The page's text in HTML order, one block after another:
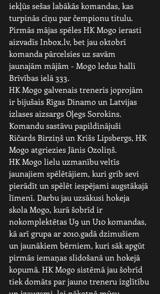
iekļūs sešas labākās komandas, kas
turpinās cīņu par čempionu titulu.
Pirmās mājas spēles HK Mogo ierasti
aizvadīs Inbox.lv, bet jau oktobrī
komanda pārcelsies uz savām
jaunajām mājām - Mogo ledus halli
Brīvības ielā 333.
HK Mogo galvenais treneris joprojām
ir bijušais Rīgas Dinamo un Latvijas
izlases aizsargs Oļegs Sorokins.
Komandu sastāvu papildinājuši
Ričards Birziņš un Krišs Lipsbergs, HK
Mogo atgriezies Jānis Ozoliņš.
HK Mogo lielu uzmanību veltīs
jaunajiem spēlētājiem, kuri grib sevi
pierādīt un spēlēt iespējami augstākajā
līmenī. Darbu jau uzsākusi hokeja
skola Mogo, kurā šobrīd ir
nokomplektētas U9 un U10 komandas,
kā arī grupa ar 2010.gadā dzimušiem
un jaunākiem bērniem, kuri sāk apgūt
pirmās iemaņas slidošanā un hokejā
kopumā. HK Mogo sistēmā jau šobrīd
tiek domāts par jauno treneru izglītību